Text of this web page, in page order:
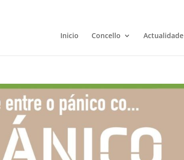
Inicio Concello Actualidade